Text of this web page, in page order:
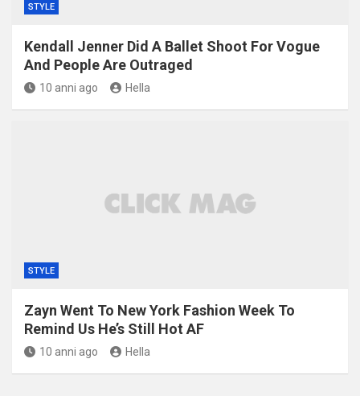
STYLE
Kendall Jenner Did A Ballet Shoot For Vogue
And People Are Outraged
10 anni ago Hella
STYLE
Zayn Went To New York Fashion Week To
Remind Us He’s Still Hot AF
10 anni ago Hella